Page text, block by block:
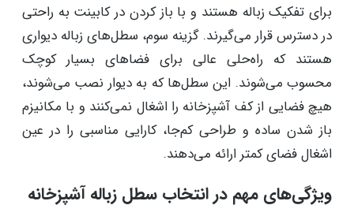
برای تفکیک زباله هستند و با باز کردن در کابینت به راحتی
در دسترس قرار می‌گیرند. گزینه سوم، سطل‌های زباله دیواری
هستند که راه‌حلی عالی برای فضاهای بسیار کوچک
محسوب می‌شوند. این سطل‌ها که به دیوار نصب می‌شوند،
هیچ فضایی از کف آشپزخانه را اشغال نمی‌کنند و با مکانیزم
باز شدن ساده و طراحی کم‌جا، کارایی مناسبی را در عین
اشغال فضای کمتر ارائه می‌دهند.
ویژگی‌های مهم در انتخاب سطل زباله آشپزخانه